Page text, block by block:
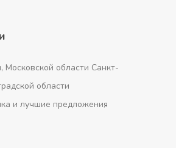
Московской области Санкт-
области
и лучшие предложения